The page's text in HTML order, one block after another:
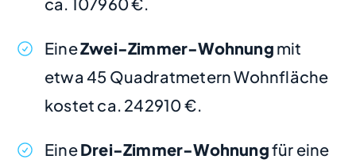
EineZwei-Zimmer-Wohnung mit
etwa 45 Quadratmetern Wohnfläche
kostet ca. 242910 €.
EineDrei-Zimmer-Wohnungfür eine